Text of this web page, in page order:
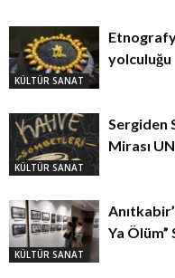
KÜLTÜR SANAT
yolculuğu
KÜLTÜR SANAT
Sergiden
Mirası
KÜLTÜR SANAT
Ya